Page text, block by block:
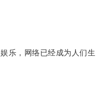
，网络已经成为人们生